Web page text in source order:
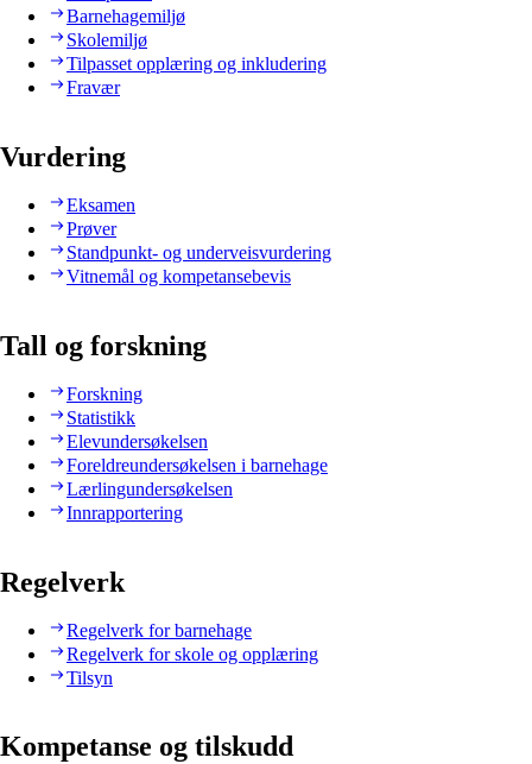
Barnehagemiljø
Skolemiljø
Tilpasset opplæring og inkludering
Fravær
Vurdering
Eksamen
Prøver
Standpunkt- og underveisvurdering
Vitnemål og kompetansebevis
Tall og forskning
Forskning
Statistikk
Elevundersøkelsen
Foreldreundersøkelsen i barnehage
Lærlingundersøkelsen
Innrapportering
Regelverk
Regelverk for barnehage
Regelverk for skole og opplæring
Tilsyn
Kompetanse og tilskudd